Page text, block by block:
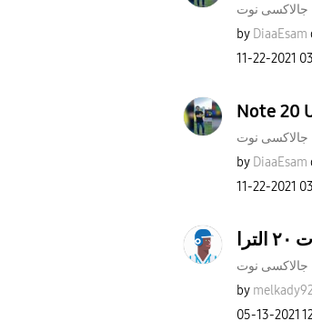
جالاكسى نوت
by DiaaEsam
‎11-22-2021
Note 20
جالاكسى نوت
by DiaaEsam
‎11-22-2021
جالاكسى نوت
by
‎05-13-2021